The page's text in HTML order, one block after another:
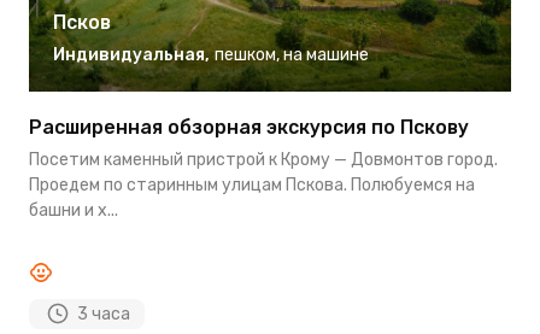
Псков
Индивидуальная, пешком, на машине
Расширенная обзорная экскурсия по Пскову
Посетим каменный пристрой к Крому — Довмонтов город.
Проедем по старинным улицам Пскова. Полюбуемся на
башни и х...
3 часа